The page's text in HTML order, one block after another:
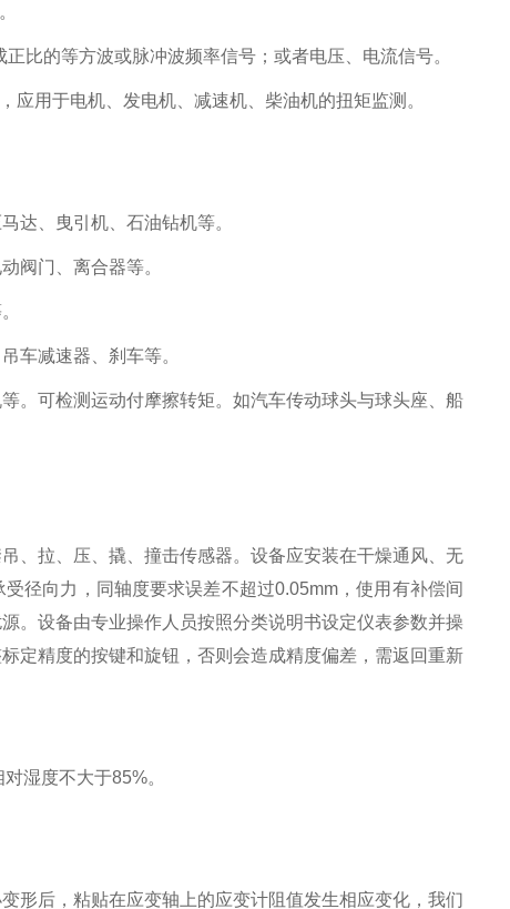
比的等方波或脉冲波频率信号；或者电压、电流信号。
用于电机、发电机、减速机、柴油机的扭矩监测。
达、曳引机、石油钻机等。
阀门、离合器等。
车减速器、刹车等。
。可检测运动付摩擦转矩。如汽车传动球头与球头座、船
、拉、压、撬、撞击传感器。设备应安装在干燥通风、无
径向力，同轴度要求误差不超过0.05mm，使用有补偿间
。设备由专业操作人员按照分类说明书设定仪表参数并操
定精度的按键和旋钮，否则会造成精度偏差，需返回重新
湿度不大于85%。
形后，粘贴在应变轴上的应变计阻值发生相应变化，我们